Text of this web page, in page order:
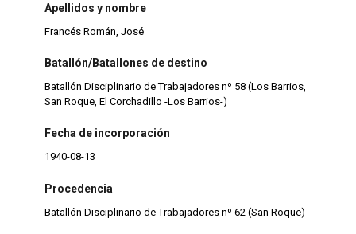
Apellidos y nombre
Francés Román, José
Batallón/Batallones de destino
Batallón Disciplinario de Trabajadores nº 58 (Los Barrios,
San Roque, El Corchadillo -Los Barrios-)
Fecha de incorporación
1940-08-13
Procedencia
Batallón Disciplinario de Trabajadores nº 62 (San Roque)